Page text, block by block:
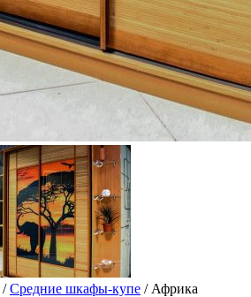
/Средние шкафы-купе / Африка